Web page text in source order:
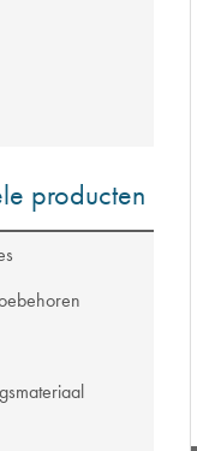
producten